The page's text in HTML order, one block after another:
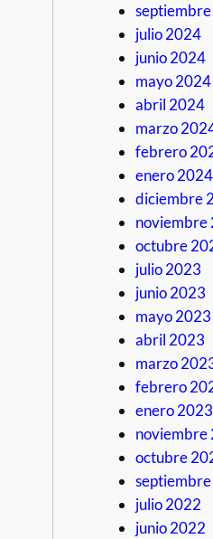
julio 2024
junio 2024
mayo 2024
abril 2024
marzo
febrero
enero 2024
diciembre
noviembre
octubre
julio 2023
junio 2023
mayo 2023
abril 2023
marzo
febrero
enero 2023
noviembre
octubre
julio 2022
junio 2022